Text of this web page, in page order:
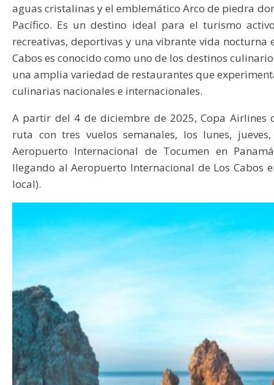
aguas cristalinas y el emblemático Arco de piedra
Pacífico. Es un destino ideal para el turismo
recreativas, deportivas y una vibrante vida nocturna
Cabos es conocido como uno de los destinos
una amplia variedad de restaurantes que
culinarias nacionales e internacionales.
A partir del 4 de diciembre de 2025, Copa Airlines
ruta con tres vuelos semanales, los lunes,
Aeropuerto Internacional de Tocumen en
llegando al Aeropuerto Internacional de Los Cabos
local).